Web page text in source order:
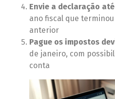
Envie a declaração
ano fiscal que
anterior
Pague os impostos
de janeiro, com
conta